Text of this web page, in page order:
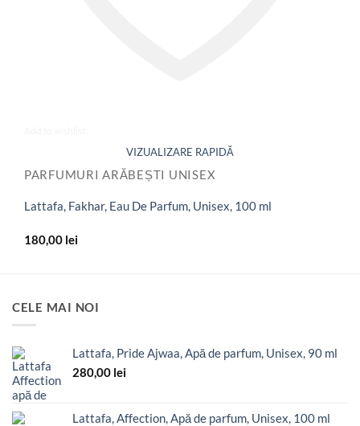
PARFUMURI ARĂBEȘTI UNISEX
Lattafa, Fakhar, Eau De Parfum, Unisex, 100 ml
180,00 lei
CELE MAI NOI
Lattafa, Pride Ajwaa, Apă de parfum, Unisex, 90 ml
280,00 lei
Lattafa, Affection, Apă de parfum, Unisex, 100 ml